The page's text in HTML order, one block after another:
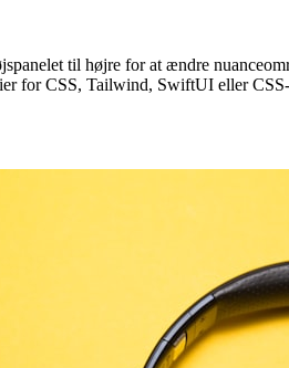
til højre for at ændre
for CSS, Tailwind, SwiftUI eller